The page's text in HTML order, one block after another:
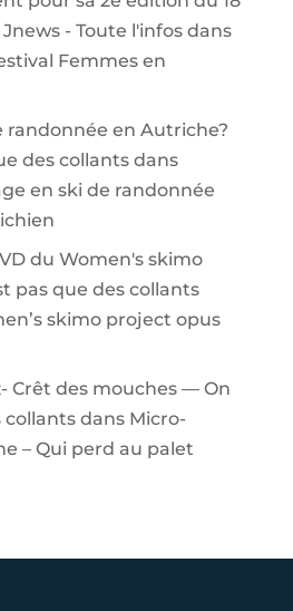
- Toute l'infosdans
Femmes en
randonnée en Autriche?
des collantsdans
en ski de randonnée
du Women's skimo
pas que des collants
skimo project opus
Crêt des mouches — On
collantsdans Micro-
– Qui perd au palet